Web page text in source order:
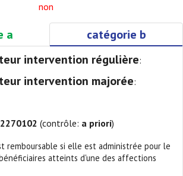
non
a
catégorie b
intervention régulière:
intervention majorée:
(contrôle: a priori)
remboursable si elle est administrée pour le
atteints d'une des affections